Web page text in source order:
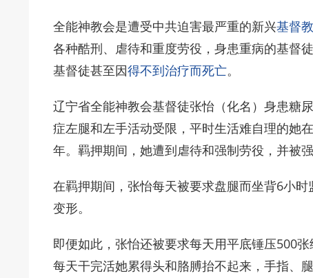
全能神教会是遭受中共迫害最严重的新兴基督教
各种酷刑、虐待和重度劳役，身患重病的基督
基督徒甚至因得不到治疗而死亡。
辽宁省全能神教会基督徒张怡（化名）身患糖
症左腿和左手活动受限，平时生活难自理的她
年。羁押期间，她遭到虐待和强制劳役，并被强
在羁押期间，张怡每天被要求盘腿而坐背6小
变形。
即便如此，张怡还被要求每天用平底锤压500
每天干完活她累得头和胳膊抬不起来，手指、